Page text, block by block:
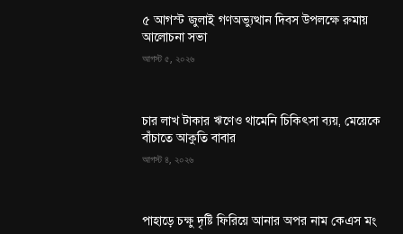
৫ আগস্ট জুলাই গণঅভ্যুত্থান দিবস উপলক্ষে রুমায়
আলোচনা সভা
আগস্ট ৫, ২০২৬
চার লাখ টাকার ঋণেও থামেনি চিকিৎসা ব্যয়, মেয়েকে
বাঁচাতে আকুতি বাবার
আগস্ট ৪, ২০২৬
পাহাড়ে চক্ষু দৃষ্টি ফিরিয়ে আনার অপর নাম কেএস মং